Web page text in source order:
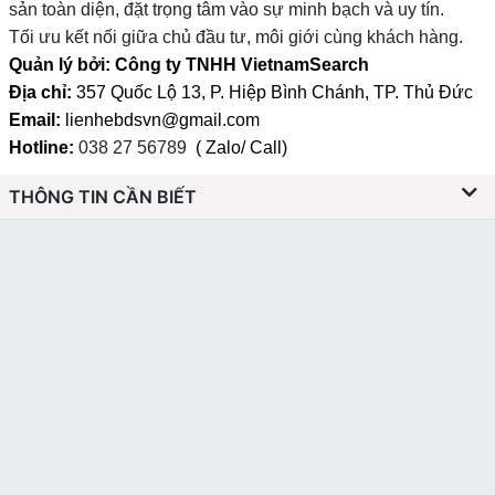
sản toàn diện, đặt trọng tâm vào sự minh bạch và uy tín.
Tối ưu kết nối giữa chủ đầu tư, môi giới cùng khách hàng.
Quản lý bởi: Công ty TNHH VietnamSearch
Địa chỉ: 357 Quốc Lộ 13, P. Hiệp Bình Chánh, TP. Thủ Đức
Email: lienhebdsvn@gmail.com
Hotline: 038 27 56789 ( Zalo/ Call)
THÔNG TIN CẦN BIẾT